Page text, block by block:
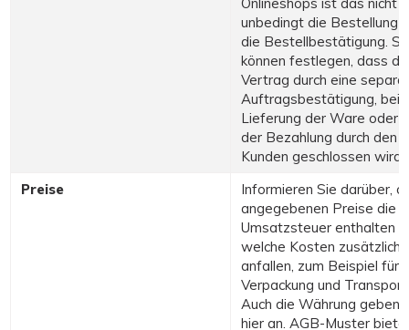
unbedingt die Bestellung
die Bestellbestätigung.
können festlegen, dass
Vertrag durch eine
Auftragsbestätigung, bei
Lieferung der Ware oder
der Bezahlung durch den
Kunden geschlossen wird.
Preise
Informieren Sie darüber,
angegebenen Preise die
Umsatzsteuer enthalten
welche Kosten zusätzlich
anfallen, zum Beispiel für
Verpackung und
Auch die Währung geben
hier an. AGB-Muster